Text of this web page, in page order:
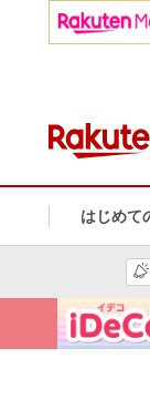
はじめて